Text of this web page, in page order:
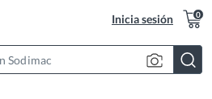
Inicia sesión 0